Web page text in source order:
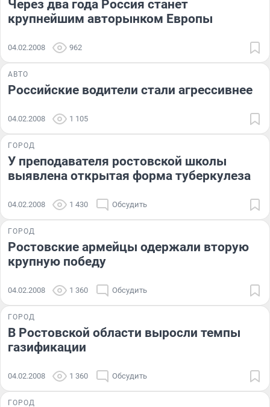
Через два года Россия станет
крупнейшим авторынком Европы
04.02.2008 962
АВТО
Российские водители стали агрессивнее
04.02.2008 1 105
ГОРОД
У преподавателя ростовской школы
выявлена открытая форма туберкулеза
04.02.2008 1 430 Обсудить
ГОРОД
Ростовские армейцы одержали вторую
крупную победу
04.02.2008 1 360 Обсудить
ГОРОД
В Ростовской области выросли темпы
газификации
04.02.2008 1 360 Обсудить
ГОРОД